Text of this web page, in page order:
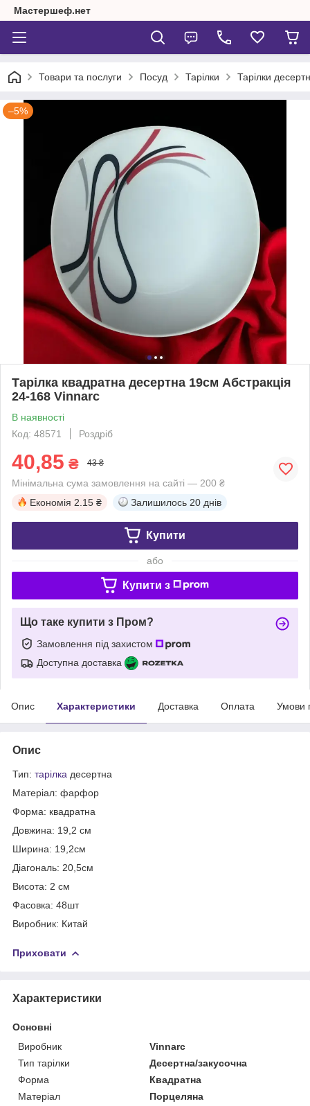
Мастершеф.нет
Товари та послуги Посуд Тарілки Тарілки
–5%
Тарілка квадратна десертна 19см Абстракція
24-168 Vinnarc
В наявності
Код: 48571
Роздріб
40,85 ₴ 43 ₴
Мінімальна сума замовлення на сайті — 200 ₴
Економія 2.15 ₴ Залишилось 20 днів
Купити
або
Купити з
Що таке купити з Пром?
Замовлення під захистом
Доступна доставка
Опис Характеристики Доставка Оплата Умови
Опис
Тип: тарілка десертна
Матеріал: фарфор
Форма: квадратна
Довжина: 19,2 см
Ширина: 19,2см
Діагональ: 20,5см
Висота: 2 см
Фасовка: 48шт
Виробник: Китай
Приховати
Характеристики
Основні
Виробник
Vinnarc
Тип тарілки
Десертна/закусочна
Форма
Квадратна
Матеріал
Порцеляна